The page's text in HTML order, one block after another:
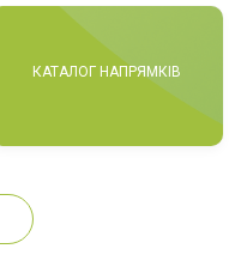
КАТАЛОГ НАПРЯМКІВ